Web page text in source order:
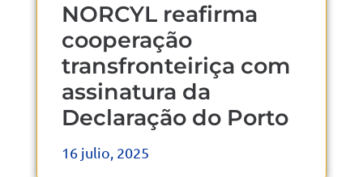
NORCYL reafirma
cooperação
transfronteiriça com
assinatura da
Declaração do Porto
16 julio, 2025